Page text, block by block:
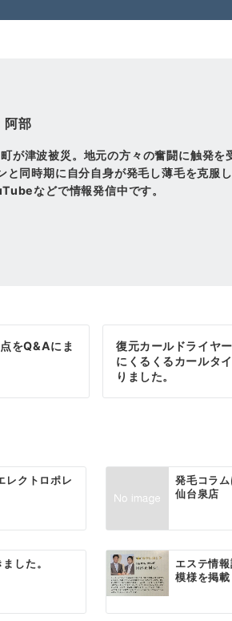
阿部
が津波被災。地元の方々の奮闘に触発を
同時期に自分自身が発毛し薄毛を克服
などで情報発信中です。
をQ&Aにま
復元カールドライヤ
にくるくるカールタ
りました。
レクトロポレ
発毛コラ
仙台泉店
した。
エステ情
模様を掲